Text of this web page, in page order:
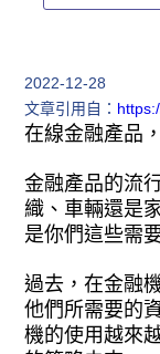
2022-12-28
文章引用自：
在線金融產品
金融產品的流
織、車輛還是
是你們這些需
過去，在金融
他們所需要的
機的使用越來